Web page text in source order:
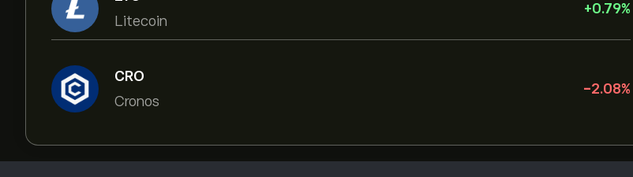
Litecoin
+0.79%
CRO
Cronos
-2.08%